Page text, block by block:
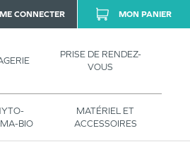
PRISE DE RENDEZ-
VOUS
BIO
MATÉRIEL ET
ACCESSOIRES
ME CONNECTER MON PANIER